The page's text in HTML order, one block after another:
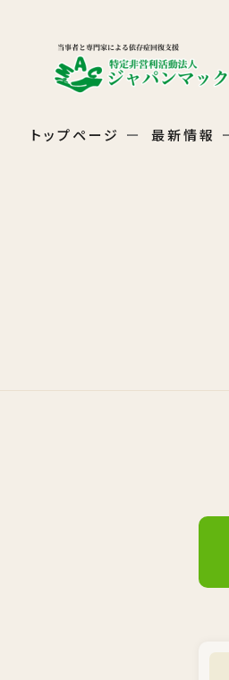
トップページ 最新情報